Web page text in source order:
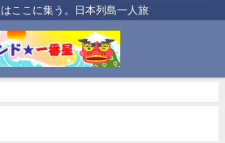
ここに集う。日本列島一人旅